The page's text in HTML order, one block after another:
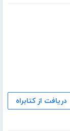
دریافت از کتابراه